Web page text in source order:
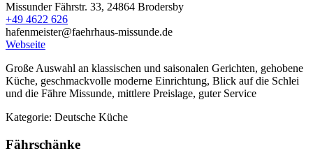
Missunder Fährstr. 33, 24864 Brodersby
+49 4622 626
hafenmeister@faehrhaus-missunde.de
Webseite
Große Auswahl an klassischen und saisonalen Gerichten, gehobene
Küche, geschmackvolle moderne Einrichtung, Blick auf die Schlei
und die Fähre Missunde, mittlere Preislage, guter Service
Kategorie: Deutsche Küche
Fährschänke